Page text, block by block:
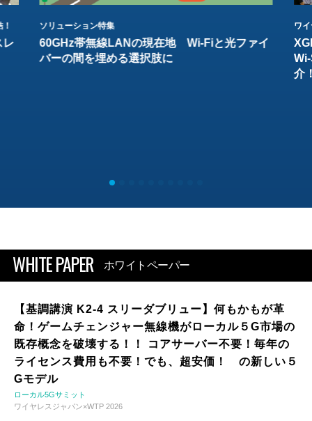
レ
ソリューション特集
60GHz帯無線LANの現在地 Wi-Fiと光ファイ
バーの間を埋める選択肢に
ワ
介
WHITE PAPER ホワイトペーパー
【基調講演 K2-4 スリーダブリュー】何もかもが革
命！ゲームチェンジャー無線機がローカル５G市場の
既存概念を破壊する！！ コアサーバー不要！毎年の
ライセンス費用も不要！でも、超安価！ の新しい５
Gモデル
ローカル5Gサミット
ワイヤレスジャパン×WTP 2026